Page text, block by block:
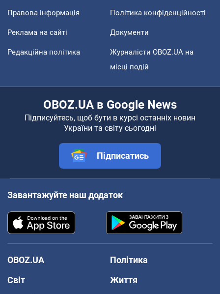
Правова інформація Політика конфіденційності
Реклама на сайті Документи
Редакційна політика
Журналісти OBOZ.UA на
місці подій
OBOZ.UA в Google News
Підписуйтесь, щоб бути в курсі останніх новин
України та світу сьогодні
Підписатись
Завантажуйте наш додаток
OBOZ.UA
Політика
Світ
Життя